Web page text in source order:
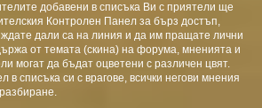
добавени в списъка Ви с приятели ще
Контролен Панел за бърз достъп,
дали са на линия и да им пращате лични
от темата (скина) на форума, мненията и
могат да бъдат оцветени с различен цвят.
в списъка си с врагове, всички негови мнения